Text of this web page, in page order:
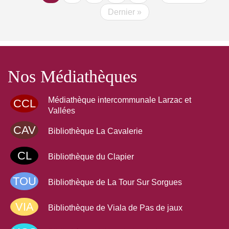
courante
suivante
Dernière
page
Dernier »
Nos Médiathèques
CCL
Médiathèque intercommunale Larzac et
Vallées
CAV Bibliothèque La Cavalerie
CL Bibliothèque du Clapier
TOU Bibliothèque de La Tour Sur Sorgues
VIA Bibliothèque de Viala de Pas de jaux